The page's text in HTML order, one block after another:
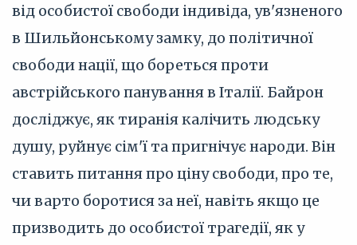
від особистої свободи індивіда, ув'язненого
в Шильйонському замку, до політичної
свободи нації, що бореться проти
австрійського панування в Італії. Байрон
досліджує, як тиранія калічить людську
душу, руйнує сім'ї та пригнічує народи. Він
ставить питання про ціну свободи, про те,
чи варто боротися за неї, навіть якщо це
призводить до особистої трагедії, як у